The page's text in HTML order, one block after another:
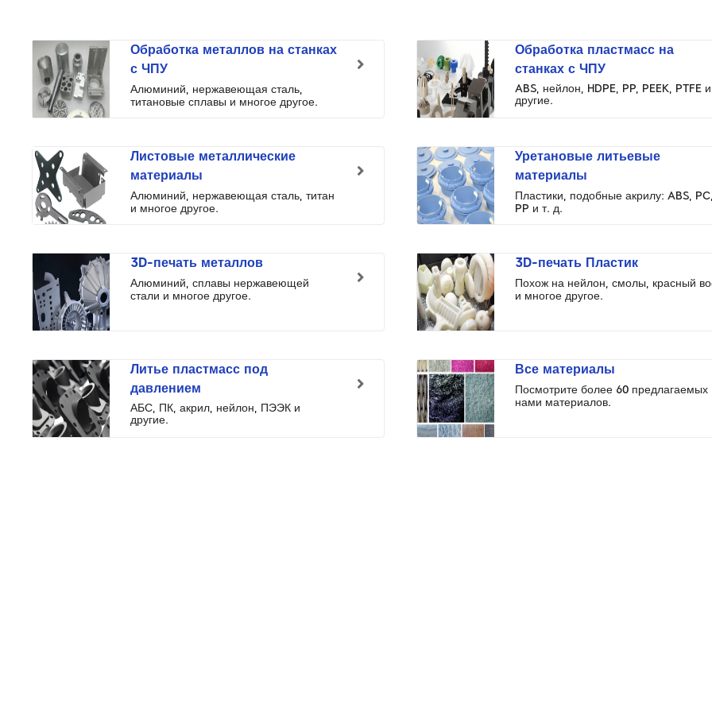
Обработка металлов на станках
с ЧПУ
Алюминий, нержавеющая сталь,
титановые сплавы и многое другое.
Обработка пластмасс на
станках с ЧПУ
ABS, нейлон, HDPE, PP, PEEK, PTFE и
другие.
Листовые металлические
материалы
Алюминий, нержавеющая сталь, титан
и многое другое.
Уретановые литьевые
материалы
Пластики, подобные акрилу: ABS,
PP и т. д.
3D-печать металлов
Алюминий, сплавы нержавеющей
стали и многое другое.
3D-печать Пластик
Похож на нейлон, смолы, красный
и многое другое.
Литье пластмасс под
давлением
АБС, ПК, акрил, нейлон, ПЭЭК и
другие.
Все материалы
Посмотрите более 60 предлагаемых
нами материалов.